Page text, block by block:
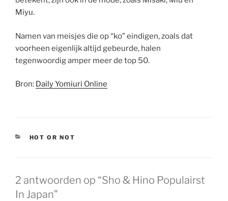
Miyu.
Namen van meisjes die op “ko” eindigen, zoals dat
voorheen eigenlijk altijd gebeurde, halen
tegenwoordig amper meer de top 50.
Bron: Daily Yomiuri Online
CATEGORIEËN
HOT OR NOT
2 antwoorden op “Sho & Hino Populairst
In Japan”